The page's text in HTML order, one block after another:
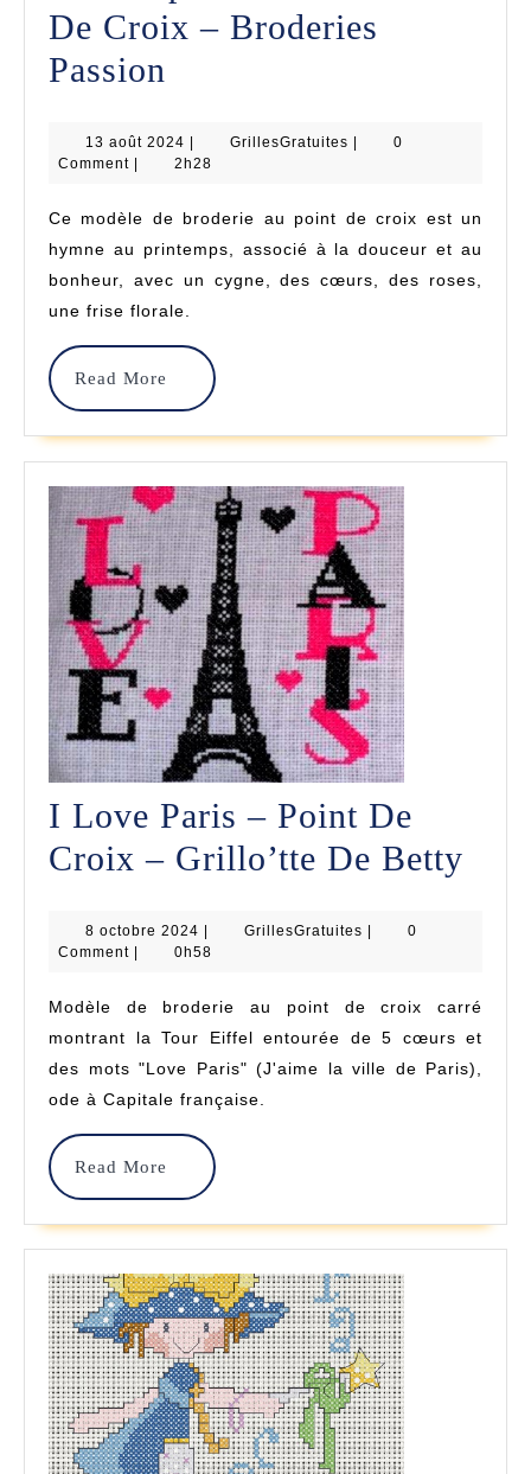
De Croix – Broderies
Passion
Printemps
–
Point
De
Croix
–
Broderies
Passion
13 août 2024 13
août
GrillesGratuites GrillesGratuites
0
Comment
2h28
Ce modèle de broderie au point de croix est un
hymne au printemps, associé à la douceur et au
bonheur, avec un cygne, des cœurs, des roses,
une frise florale.
Read More
Read
More
I Love Paris – Point De
Croix – Grillo’tte De Betty
De
De
8 octobre 2024 8
octobre
| GrillesGratuites GrillesGratuites
|
0
Comment | 0h58
Modèle de broderie au point de croix carré
montrant la Tour Eiffel entourée de 5 cœurs et
des mots "Love Paris" (J'aime la ville de Paris),
ode à Capitale française.
Read More
Read
More